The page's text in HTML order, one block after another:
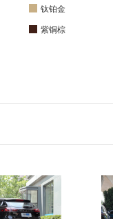
钛铂金
紫铜棕